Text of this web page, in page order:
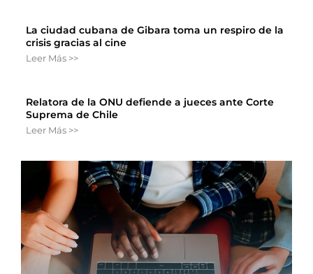
La ciudad cubana de Gibara toma un respiro de la
crisis gracias al cine
Leer Más >>
Relatora de la ONU defiende a jueces ante Corte
Suprema de Chile
Leer Más >>